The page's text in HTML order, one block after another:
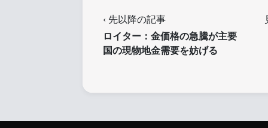
‹ 先以降の記事
ロイター：金価格の急騰が主要
国の現物地金需要を妨げる